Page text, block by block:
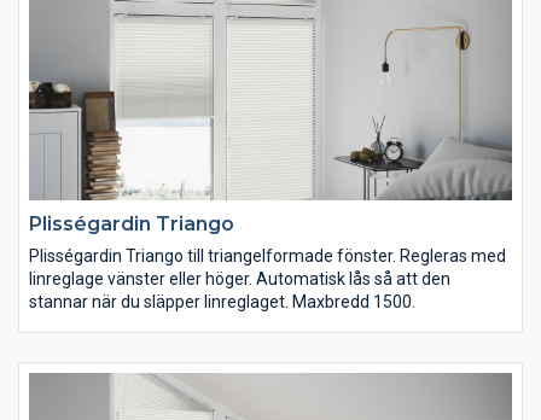
Plisségardin Triango
Plisségardin Triango till triangelformade fönster. Regleras med
linreglage vänster eller höger. Automatisk lås så att den
stannar när du släpper linreglaget. Maxbredd 1500.